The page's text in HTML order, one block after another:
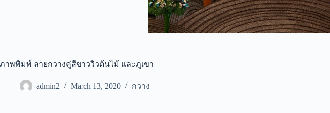
ภาพพิมพ์ ลายกวางคู่สีขาววิวต้นไม้ และภูเขา
admin2 March 13, 2020 กวาง